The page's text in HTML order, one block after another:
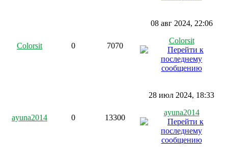
Colorsit 0 7070
08 авг 2024, 22:06
Colorsit
ayuna2014 0 13300
28 июл 2024, 18:33
ayuna2014